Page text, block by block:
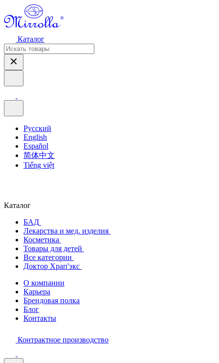
Каталог
Русский
English
Español
简体中文
Tiếng việt
Каталог
БАД
Лекарства и мед. изделия
Косметика
Товары для детей
Все категории
Доктор Храп'экс
О компании
Карьера
Брендовая полка
Блог
Контакты
Контрактное производство